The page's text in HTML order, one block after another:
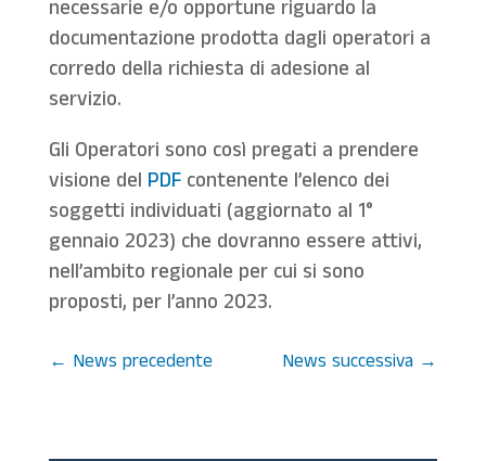
necessarie e/o opportune riguardo la
documentazione prodotta dagli operatori a
corredo della richiesta di adesione al
servizio.
Gli Operatori sono così pregati a prendere
visione del PDF contenente l’elenco dei
soggetti individuati (aggiornato al 1°
gennaio 2023) che dovranno essere attivi,
nell’ambito regionale per cui si sono
proposti, per l’anno 2023.
← News precedente News successiva →